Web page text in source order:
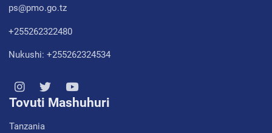
ps@pmo.go.tz
+255262322480
Nukushi: +255262324534
Tovuti Mashuhuri
Tanzania